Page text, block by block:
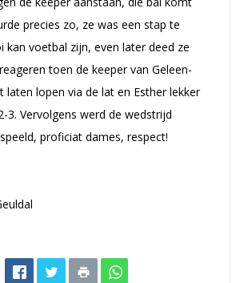
precies zo, ze was een stap te
kan voetbal zijn, even later deed ze
toen de keeper van Geleen-
laten lopen via de lat en Esther lekker
3. Vervolgens werd de wedstrijd
proficiat dames, respect!